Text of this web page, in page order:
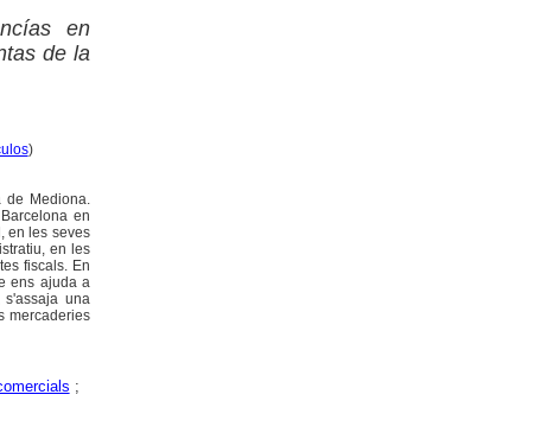
en
de la
)
de Mediona.
en
en les seves
en les
fiscals. En
ens ajuda a
s'assaja una
mercaderies
;